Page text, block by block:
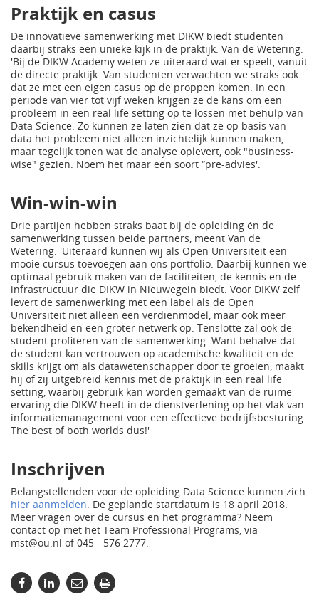
Praktijk en casus
De innovatieve samenwerking met DIKW biedt studenten
daarbij straks een unieke kijk in de praktijk. Van de Wetering:
'Bij de DIKW Academy weten ze uiteraard wat er speelt, vanuit
de directe praktijk. Van studenten verwachten we straks ook
dat ze met een eigen casus op de proppen komen. In een
periode van vier tot vijf weken krijgen ze de kans om een
probleem in een real life setting op te lossen met behulp van
Data Science. Zo kunnen ze laten zien dat ze op basis van
data het probleem niet alleen inzichtelijk kunnen maken,
maar tegelijk tonen wat de analyse oplevert, ook "business-
wise" gezien. Noem het maar een soort “pre-advies'.
Win-win-win
Drie partijen hebben straks baat bij de opleiding én de
samenwerking tussen beide partners, meent Van de
Wetering. 'Uiteraard kunnen wij als Open Universiteit een
mooie cursus toevoegen aan ons portfolio. Daarbij kunnen we
optimaal gebruik maken van de faciliteiten, de kennis en de
infrastructuur die DIKW in Nieuwegein biedt. Voor DIKW zelf
levert de samenwerking met een label als de Open
Universiteit niet alleen een verdienmodel, maar ook meer
bekendheid en een groter netwerk op. Tenslotte zal ook de
student profiteren van de samenwerking. Want behalve dat
de student kan vertrouwen op academische kwaliteit en de
skills krijgt om als datawetenschapper door te groeien, maakt
hij of zij uitgebreid kennis met de praktijk in een real life
setting, waarbij gebruik kan worden gemaakt van de ruime
ervaring die DIKW heeft in de dienstverlening op het vlak van
informatiemanagement voor een effectieve bedrijfsbesturing.
The best of both worlds dus!'
Inschrijven
Belangstellenden voor de opleiding Data Science kunnen zich
hier aanmelden. De geplande startdatum is 18 april 2018.
Meer vragen over de cursus en het programma? Neem
contact op met het Team Professional Programs, via
mst@ou.nl of 045 - 576 2777.